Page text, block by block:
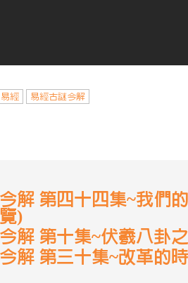
易經 易經古謎今解
解 第四十四集~我們
)
解 第十集~伏羲八卦
解 第三十集~改革的